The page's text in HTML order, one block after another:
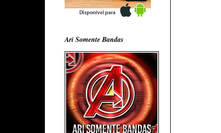
Ari Somente Bandas